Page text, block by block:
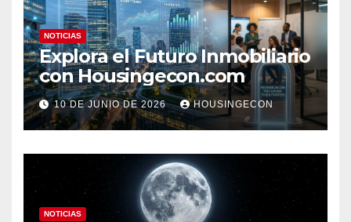
NOTICIAS
Explora el Futuro Inmobiliario
con Housingecon.com
10 DE JUNIO DE 2026 HOUSINGECON
NOTICIAS